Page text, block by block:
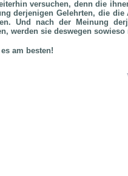
versuchen, denn die
derjenigen Gelehrten, die
Und nach der Meinung
werden sie deswegen
am besten!